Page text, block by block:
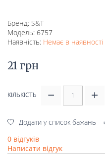
Бренд: S&T
Модель: 6757
Наявність: Немає в наявності
21 грн
КІЛЬКІСТЬ
Додати у список бажань
0 відгуків
Написати відгук